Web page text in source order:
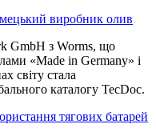
виробник олив
GmbH з Worms, що
«Made in Germany» і
світу стала
каталогу TecDoc.
тягових батарей